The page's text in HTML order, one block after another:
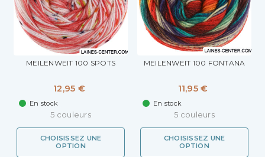
MEILENWEIT 100 SPOTS
12,95 €
En stock
5 couleurs
CHOISISSEZ UNE
OPTION
MEILENWEIT 100 FONTANA
11,95 €
En stock
5 couleurs
CHOISISSEZ UNE
OPTION